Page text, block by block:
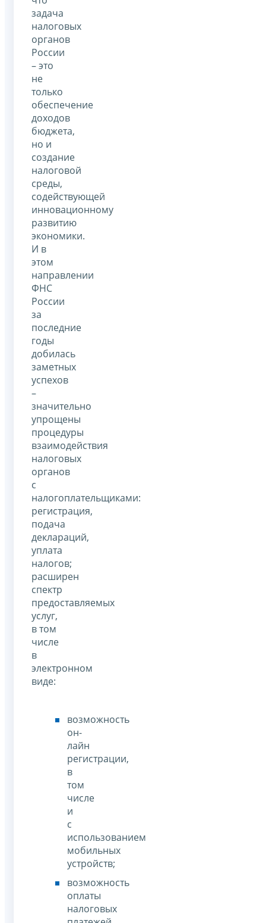
задача
налоговых
органов
России
– это
не
только
обеспечение
доходов
бюджета,
но и
создание
налоговой
среды,
содействующей
инновационному
развитию
экономики.
И в
этом
направлении
ФНС
России
за
последние
годы
добилась
заметных
успехов
–
значительно
упрощены
процедуры
взаимодействия
налоговых
органов
с
налогоплательщиками:
регистрация,
подача
деклараций,
уплата
налогов;
расширен
спектр
предоставляемых
услуг,
в том
числе
в
электронном
виде:
возможность
он-
лайн
регистрации,
в
том
числе
и
с
использованием
мобильных
устройств;
возможность
оплаты
налоговых